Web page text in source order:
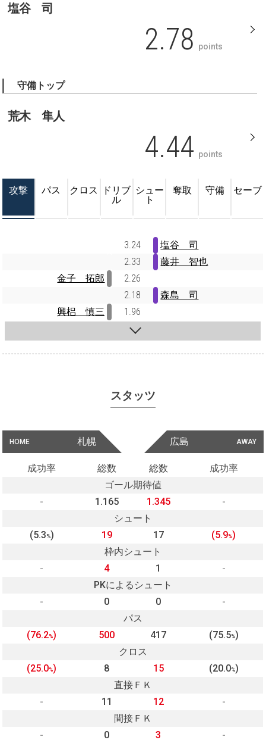
塩谷 司
2.78 points
守備トップ
荒木 隼人
4.44 points
攻撃 パス クロス
ドリブ
ル
シュー
ト
奪取 守備 セーブ
3.24
塩谷 司
2.33
藤井 智也
金子 拓郎
2.26
2.18
森島 司
興梠 慎三
1.96
スタッツ
HOME 札幌 AWAY
広島
成功率 総数 総数
成功率
ゴール期待値
-
1.165 1.345
-
シュート
(5.3%) 19 17 (5.9%)
枠内シュート
-
4 1
-
PKによるシュート
-
0 0
-
パス
(76.2%) 500 417 (75.5%)
クロス
(25.0%) 8 15 (20.0%)
直接ＦＫ
-
11 12
-
間接ＦＫ
-
0 3 -